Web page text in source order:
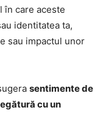
în care aceste
identitatea ta,
sau impactul unor
sentimente de
cu un